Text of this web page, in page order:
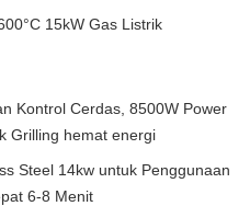
15kW Gas Listrik
Kontrol Cerdas, 8500W Power
Grilling hemat energi
Steel 14kw untuk Penggunaan
6-8 Menit